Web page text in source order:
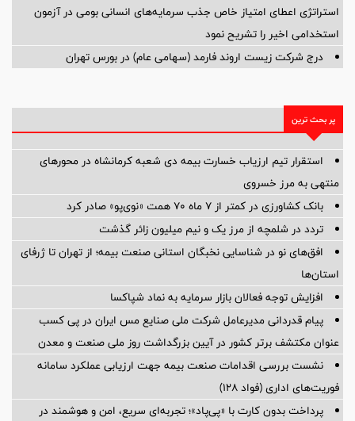
استراتژی اعطای امتیاز خاص جذب سرمایه‌های انسانی بومی در آزمون
استخدامی اخیر را تشریح نمود
درج شرکت زیست اروند فارمد (سهامی عام) در بورس تهران
پر بحث ترین
استقرار تیم ارزیاب خسارت بیمه دی شعبه کرمانشاه در محورهای
منتهی به مرز خسروی
بانک کشاورزی در کمتر از ۷ ماه ۷۰ همت «نوی‌پو» صادر کرد
تردد در شلمچه از مرز یک و نیم میلیون زائر گذشت
افق‌های نو در شناسایی نخبگان استانی صنعت بیمه؛ از تهران تا ژرفای
استان‌ها
افزایش توجه فعالان بازار سرمایه به نماد شپاکسا
پیام قدردانی مدیرعامل شرکت ملی صنایع مس ایران در پی کسب
عنوان مکتشف برتر کشور در آیین بزرگداشت روز ملی صنعت و معدن
نشست بررسی اقدامات صنعت بیمه جهت ارزیابی عملکرد سامانه
فوریت‌های اداری (فواد ۱۲۸)
پرداخت بدون کارت با «پی‌پاد»؛ تجربه‌ای سریع، امن و هوشمند در